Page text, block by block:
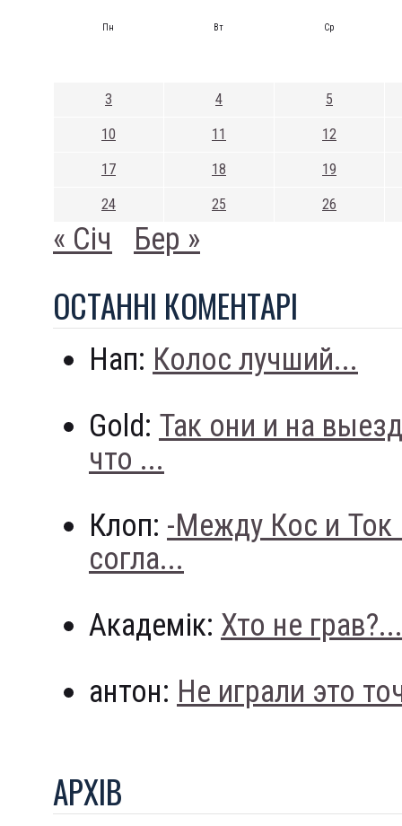
Пн Вт Ср
3 4 5
10 11 12
17 18 19
24 25 26
« Січ Бер »
ОСТАННI КОМЕНТАРI
Нап: Колос лучший...
Gold: Так они и на
что ...
Клоп: -Между Кос и
согла...
Академік: Хто не грав?...
антон: Не играли это
АРХIВ